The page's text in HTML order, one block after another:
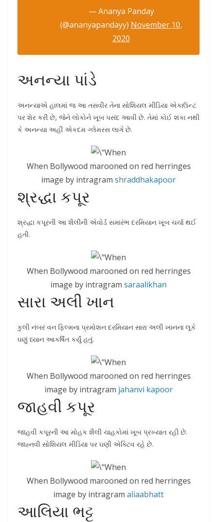
— Ananya Panday
(@ananyapandayy) November 10,
2020
અનન્યા પાંડે
અનન્યાએ હાલમાં જ આ તસવીર તેના સોશિયલ મીડિયા એકાઉન્ટ
પર શેર કરી છે, જેને લોકોને ખૂબ પસંદ આવી છે. તેમાં કોઈ શંકા નથી
કે અનન્યા અહીં એકદમ ગ્લેમરસ લાગે છે.
When Bollywood marooned on red herringes
image by intragram shraddhakapoor
શ્રદ્ધા કપૂર
શ્રદ્ધા કપૂરની આ શૈલીની એવોર્ડ સમારંભ દરમિયાન ખૂબ ચર્ચા થઈ
હતી.
When Bollywood marooned on red herringes
image by intragram saraalikhan
સારા અલી ખાન
કુલી નંબર વન ફિલ્મના પ્રમોશન દરમિયાન સારા અલી ખાનના લૂકે
ઘણું ધ્યાન આકર્ષિત કર્યું હતું.
When Bollywood marooned on red herringes
image by intragram jahanvi kapoor
જાહવી કપૂર
જાહવી કપૂરની આ મોહક શૈલી ચાહકોમાં ખૂબ પ્રખ્યાત રહી છે.
જાહ્નવી સોશિયલ મીડિયા પર ઘણી એક્ટિવ રહે છે.
When Bollywood marooned on red herringes
image by intragram aliaabhatt
આલિયા ભટ્ટ